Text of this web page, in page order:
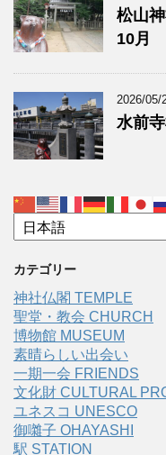
松山
10月
2026/05/
水前
カテゴリー
神社仏閣 TEMPLE
聖堂・教会 CHURCH
博物館 MUSEUM
素晴らしい出会い
一期一会 FRIENDS
文化財 CULTURAL
ユネスコ UNESCO
御囃子 OHAYASHI
駅 STATION